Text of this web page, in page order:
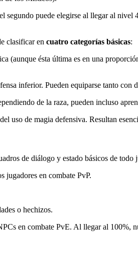
segundo puede elegirse al llegar al
clasificar en cuatro categorías básicas:
(aunque ésta última es en una
inferior. Pueden equiparse tanto con
de la raza, pueden incluso
uso de magia defensiva. Resultan
de diálogo y estado básicos de todo
jugadores en combate PvP.
o hechizos.
en combate PvE. Al llegar al 100%,